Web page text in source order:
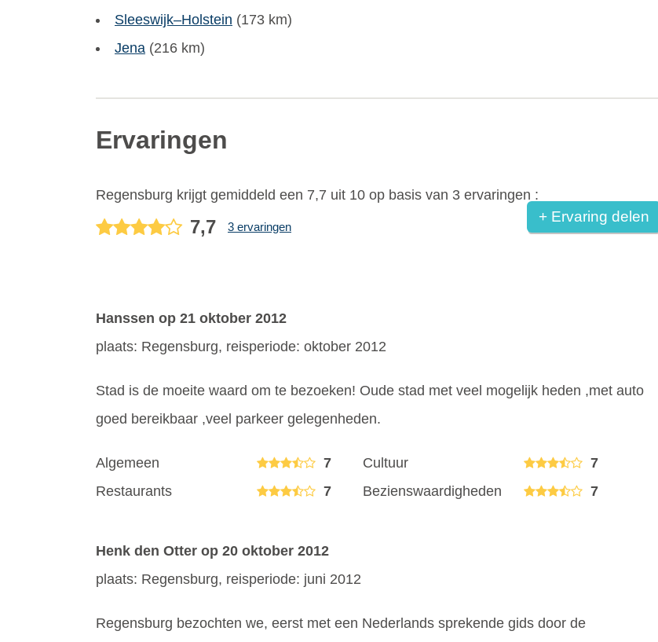
Sleeswijk–Holstein (173 km)
Jena (216 km)
Ervaringen
Regensburg krijgt gemiddeld een 7,7 uit 10 op basis van 3 ervaringen :
7,7 3 ervaringen
+ Ervaring delen
Hanssen op 21 oktober 2012
plaats: Regensburg, reisperiode: oktober 2012
Stad is de moeite waard om te bezoeken! Oude stad met veel mogelijk heden ,met auto
goed bereikbaar ,veel parkeer gelegenheden.
Algemeen 7 Cultuur
7
Restaurants
7 Bezienswaardigheden 7
Henk den Otter op 20 oktober 2012
plaats: Regensburg, reisperiode: juni 2012
Regensburg bezochten we, eerst met een Nederlands sprekende gids door de